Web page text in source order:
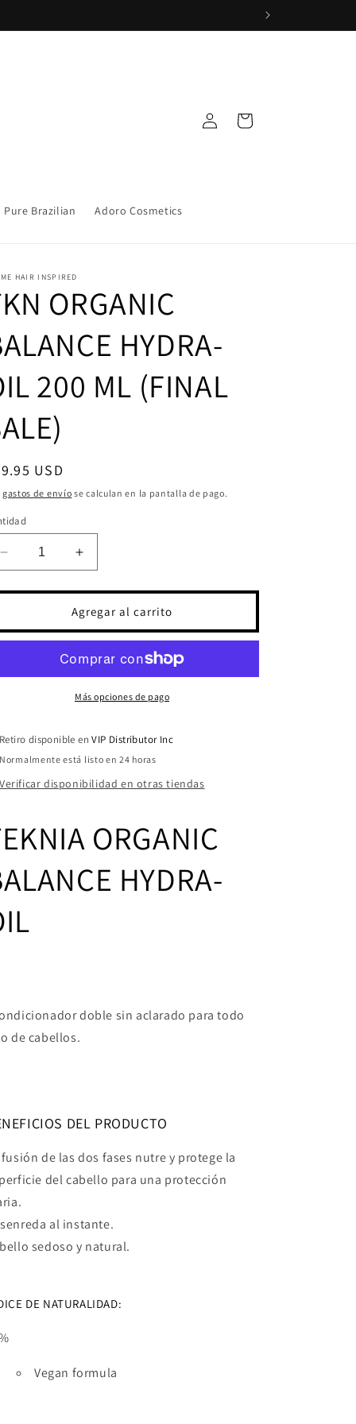
Pure Brazilian Adoro Cosmetics
sesión
Carrito
HAIR INSPIRED
ORGANIC
HYDRA-
200 ML (FINAL
USD
gastos de envío se calculan en la pantalla de pago.
Reducir
cantidad
para
ORGANIC
BALANCE
OIL
SALE)
Aumentar
cantidad
para
TKN
ORGANIC
BALANCE
HYDRA-
OIL
200
SALE)
Agregar al carrito
Más opciones de pago
Retiro disponible enVIP Distributor Inc
Normalmente está listo en 24 horas
Verificar disponibilidad en otras tiendas
ORGANIC
HYDRA-
doble sin aclarado para todo
de cabellos.
DEL PRODUCTO
fusión de las dos fases nutre y protege la
del cabello para una protección
al instante.
sedoso y natural.
DE NATURALIDAD:
Vegan formula